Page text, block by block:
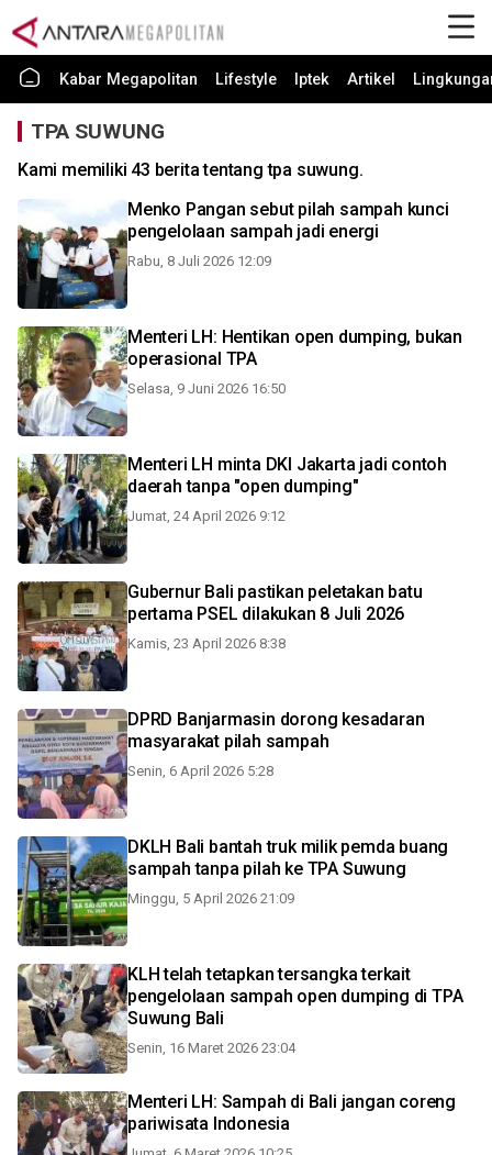
Kabar Megapolitan Lifestyle Iptek Artikel
TPA SUWUNG
Kami memiliki 43 berita tentang tpa suwung.
Menko Pangan sebut pilah sampah kunci
pengelolaan sampah jadi energi
Rabu, 8 Juli 2026 12:09
Menteri LH: Hentikan open dumping, bukan
operasional TPA
Selasa, 9 Juni 2026 16:50
Menteri LH minta DKI Jakarta jadi contoh
daerah tanpa "open dumping"
Jumat, 24 April 2026 9:12
Gubernur Bali pastikan peletakan batu
pertama PSEL dilakukan 8 Juli 2026
Kamis, 23 April 2026 8:38
DPRD Banjarmasin dorong kesadaran
masyarakat pilah sampah
Senin, 6 April 2026 5:28
DKLH Bali bantah truk milik pemda buang
sampah tanpa pilah ke TPA Suwung
Minggu, 5 April 2026 21:09
KLH telah tetapkan tersangka terkait
pengelolaan sampah open dumping di TPA
Suwung Bali
Senin, 16 Maret 2026 23:04
Menteri LH: Sampah di Bali jangan coreng
pariwisata Indonesia